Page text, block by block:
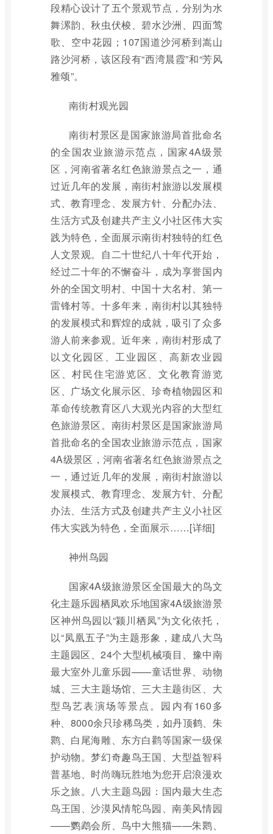
段精心设计了五个景观节点，分别为水
舞漯韵、秋虫伏梭、碧水沙洲、四面莺
歌、空中花园；107国道沙河桥到嵩山
路沙河桥，该区段有“西湾晨霞”和“芳风
雅颂”。
南街村观光园
南街村景区是国家旅游局首批命名
的全国农业旅游示范点，国家4A级景
区，河南省著名红色旅游景点之一，通
过近几年的发展，南街村旅游以发展模
式、教育理念、发展方针、分配办法、
生活方式及创建共产主义小社区伟大实
践为特色，全面展示南街村独特的红色
人文景观。自二十世纪八十年代开始，
经过二十年的不懈奋斗，成为享誉国内
外的全国文明村、中国十大名村、第一
雷锋村等。十多年来，南街村以其独特
的发展模式和辉煌的成就，吸引了众多
游人前来参观。近年来，南街村形成了
以文化园区、工业园区、高新农业园
区、村民住宅游览区、文化教育游览
区、广场文化展示区、珍奇植物园区和
革命传统教育区八大观光内容的大型红
色旅游景区。南街村景区是国家旅游局
首批命名的全国农业旅游示范点，国家
4A级景区，河南省著名红色旅游景点之
一，通过近几年的发展，南街村旅游以
发展模式、教育理念、发展方针、分配
办法、生活方式及创建共产主义小社区
伟大实践为特色，全面展示……[详细]
神州鸟园
国家4A级旅游景区全国最大的鸟文
化主题乐园栖凤欢乐地国家4A级旅游景
区神州鸟园以“颍川栖凤”为文化依托，
以“凤凰五子”为主题形象，建成八大鸟
主题园区、24个大型机械项目、豫中南
最大室外儿童乐园——童话世界、动物
城、三大主题场馆、三大主题街区、大
型鸟艺表演场等景点。园内有160多
种、8000余只珍稀鸟类，如丹顶鹤、朱
鹮、白尾海雕、东方白鹳等国家一级保
护动物。梦幻奇趣鸟王国、大型益智科
普基地、时尚嗨玩胜地为您开启浪漫欢
乐之旅。八大主题鸟园：国内最大生态
鸟王国、沙漠风情鸵鸟园、南美风情园
——鹦鹉会所、鸟中大熊猫——朱鹮、